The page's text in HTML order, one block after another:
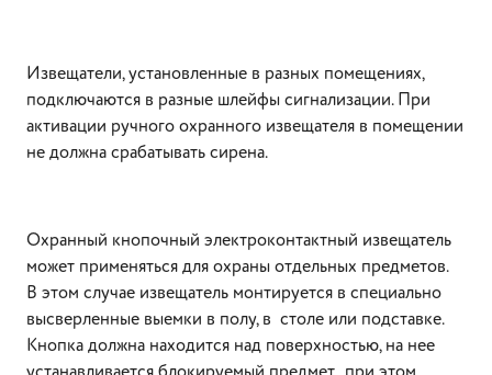
Извещатели, установленные в разных помещениях,
подключаются в разные шлейфы сигнализации. При
активации ручного охранного извещателя в помещении
не должна срабатывать сирена.
Охранный кнопочный электроконтактный извещатель
может применяться для охраны отдельных предметов.
В этом случае извещатель монтируется в специально
высверленные выемки в полу, в столе или подставке.
Кнопка должна находится над поверхностью, на нее